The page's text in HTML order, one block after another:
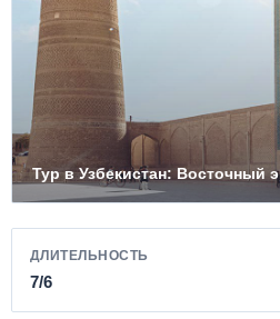
Тур в Узбекистан: Восточный
ДЛИТЕЛЬНОСТЬ
7/6